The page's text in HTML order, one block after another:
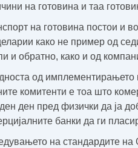
на готовина и таа
на готовина постои и
како не пример од
и обратно, како и од
од имплементирањето
комитенти е тоа што
ден пред физички да ја
банки да ги
на стандардите на